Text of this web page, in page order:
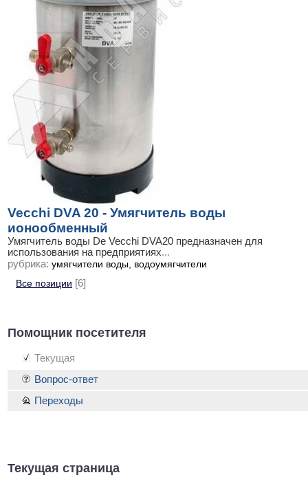
Vecchi DVA 20 - Умягчитель воды
ионообменный
Умягчитель воды De Vecchi DVA20 предназначен для
использования на предприятиях...
рубрика: умягчители воды, водоумягчители
Все позиции [6]
Помощник посетителя
Текущая
Текущая страница
Вопрос-ответ
Переходы